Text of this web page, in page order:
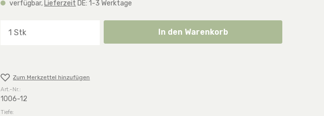
verfügbar, Lieferzeit DE: 1-3 Werktage
Produkt Anzahl: Gib den gewünschten Wert ein oder
In den Warenkorb
Zum Merkzettel hinzufügen
Art.-Nr.:
1006-12
Tiefe: